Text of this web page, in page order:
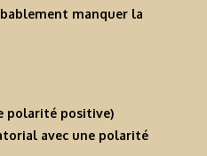
manquer la
polarité positive)
avec une polarité